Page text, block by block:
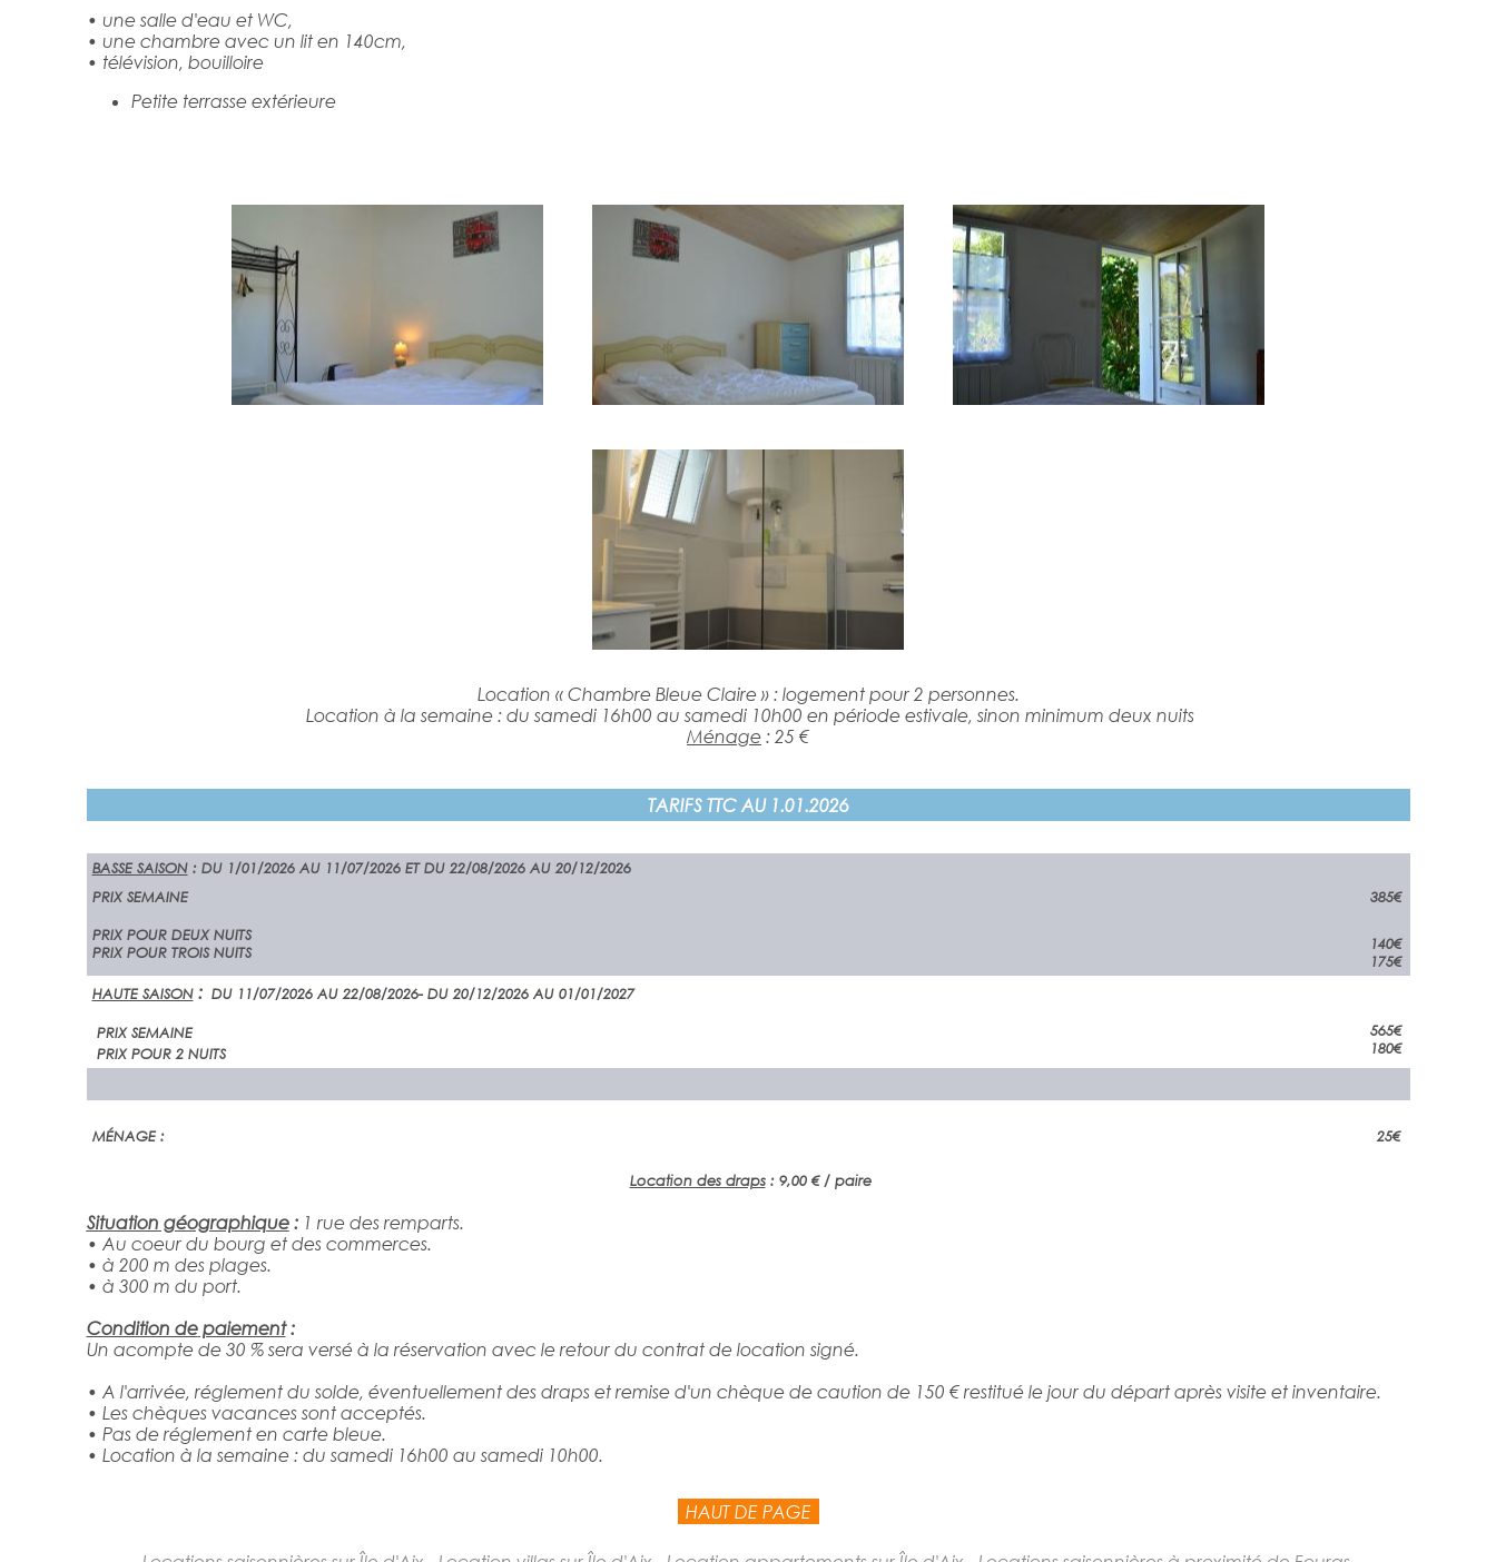
• une salle d'eau et WC,
• une chambre avec un lit en 140cm,
• télévision, bouilloire
Petite terrasse extérieure
Location « Chambre Bleue Claire » : logement pour 2 personnes.
Location à la semaine : du samedi 16h00 au samedi 10h00 en période estivale, sinon minimum deux nuits
Ménage : 25 €
TARIFS TTC AU 1.01.2026
BASSE SAISON: DU 1/01/2026 AU 11/07/2026 ET DU 22/08/2026 AU 20/12/2026
PRIX SEMAINE
385€
PRIX POUR DEUX NUITS
PRIX POUR TROIS NUITS
140€
175€
HAUTE SAISON: DU 11/07/2026 AU 22/08/2026- DU 20/12/2026 AU 01/01/2027
PRIX SEMAINE
PRIX POUR 2 NUITS
565€
180€
MÉNAGE : 25€
Location des draps: 9,00 € / paire
Situation géographique:1 rue des remparts.
• Au coeur du bourg et des commerces.
• à 200 m des plages.
• à 300 m du port.
Condition depaiement:
Un acompte de 30 % sera versé à la réservation avec le retour du contrat de location signé.
• A l'arrivée, réglement du solde, éventuellement des draps et remise d'un chèque de caution de 150 € restitué le jour du départ après visite et inventaire.
• Les chèques vacances sont acceptés.
• Pas de réglement en carte bleue.
• Location à la semaine : du samedi 16h00 au samedi 10h00.
HAUT DE PAGE